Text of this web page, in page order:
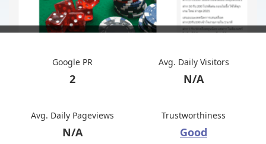
Google PR
2
Avg. Daily Visitors
N/A
Avg. Daily Pageviews
N/A
Trustworthiness
Good